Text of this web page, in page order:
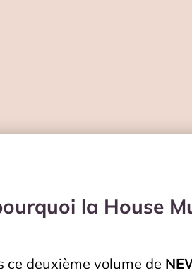
la House
ce deuxième volume de